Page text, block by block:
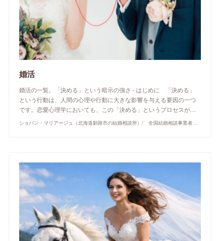
婚活
婚活の一覧。「決める」という暗示の強さ - はじめに 「決める」
という行動は、人間の心理や行動に大きな影響を与える要因の一つ
です。恋愛心理学においても、この「決める」というプロセスが…